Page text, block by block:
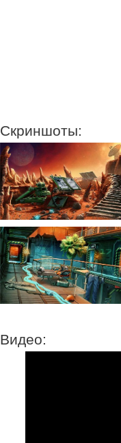
Скриншоты:
Видео: